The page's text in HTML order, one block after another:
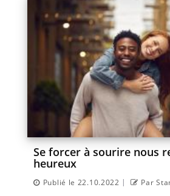
Se forcer à sourire nous
heureux
Publié le 22.10.2022 | Par